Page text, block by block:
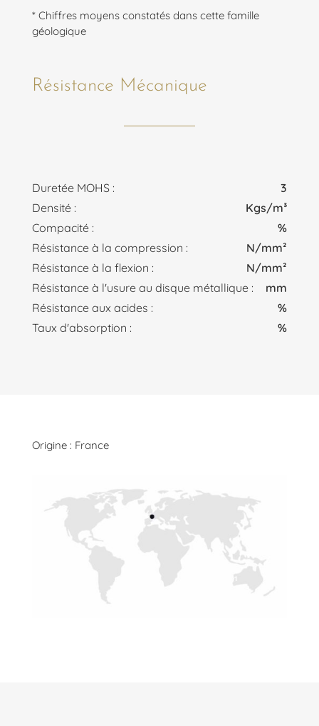
* Chiffres moyens constatés dans cette famille
géologique
Résistance Mécanique
Duretée MOHS :
3
Densité :
Kgs/m³
Compacité :
%
Résistance à la compression :
N/mm²
Résistance à la flexion :
N/mm²
Résistance à l'usure au disque métallique :
mm
Résistance aux acides :
%
Taux d'absorption :
%
Origine : France